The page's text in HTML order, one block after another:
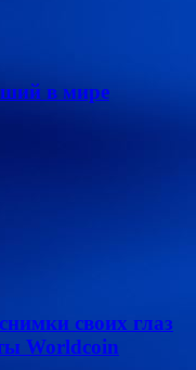
в мире
своих глаз
Worldcoin